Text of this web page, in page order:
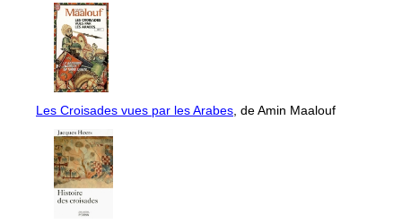
Les Croisades vues par les Arabes , de Amin Maalouf